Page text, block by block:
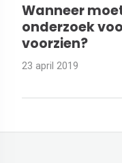
Wanneer
onderzoek
voorzien?
23 april 2019